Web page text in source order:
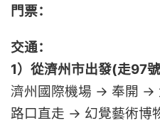
門票：
交通：
1）從濟州市出發(走97
濟州國際機場 → 奉開 →
路口直走 → 幻覺藝術博